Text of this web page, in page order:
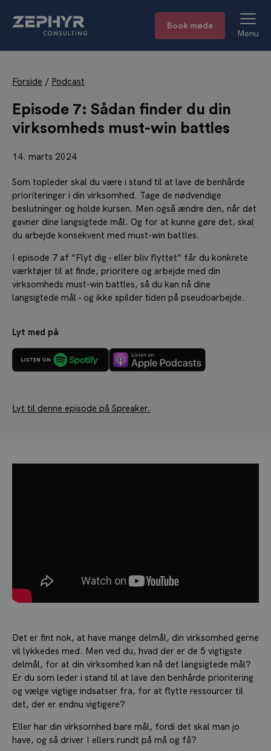
Book møde
Menu
Forside / Podcast
Episode 7: Sådan finder du din
virksomheds must-win battles
14. marts 2024
Som topleder skal du være i stand til at lave de benhårde
prioriteringer i din virksomhed. Tage de nødvendige
beslutninger og holde kursen. Men også ændre den, når det
gavner dine langsigtede mål. Og for at kunne gøre det, skal
du arbejde konsekvent med must-win battles.
I episode 7 af “Flyt dig - eller bliv flyttet” får du konkrete
værktøjer til at finde, prioritere og arbejde med din
virksomheds must-win battles, så du kan nå dine
langsigtede mål - og ikke spilder tiden på pseudoarbejde.
Lyt med på
Lyt til denne episode på Spreaker.
Det er fint nok, at have mange delmål, din virksomhed gerne
vil lykkedes med. Men ved du, hvad der er de 5 vigtigste
delmål, for at din virksomhed kan nå det langsigtede mål?
Er du som leder i stand til at lave den benhårde prioritering
og vælge vigtige indsatser fra, for at flytte ressourcer til
det, der er endnu vigtigere?
Eller har din virksomhed bare mål, fordi det skal man jo
have, og så driver I ellers rundt på må og få?